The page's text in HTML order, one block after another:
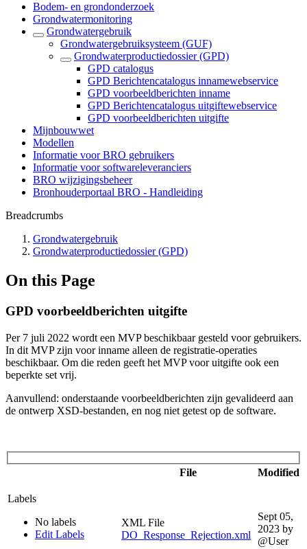
Bodem- en grondonderzoek
Grondwatermonitoring
Grondwatergebruik
Grondwatergebruiksysteem (GUF)
Grondwaterproductiedossier (GPD)
GPD catalogus
GPD Berichtencatalogus innamewebservice
GPD voorbeeldberichten inname
GPD Berichtencatalogus uitgiftewebservice
GPD voorbeeldberichten uitgifte
Mijnbouwwet
Modellen
Informatie voor BRO gebruikers
Informatie voor softwareleveranciers
BRO wijzigingsbeheer
Bronhouderportaal BRO - Handleiding
Breadcrumbs
Grondwatergebruik
Grondwaterproductiedossier (GPD)
On this Page
GPD voorbeeldberichten uitgifte
Per 7 juli 2022 wordt een MVP beschikbaar gesteld voor gebruikers.
In dit MVP zijn voor inname alleen de registratie-operaties
beschikbaar. Om die reden geeft het MVP voor uitgifte ook een
beperkte set vrij.
Aanvullend: onderstaande voorbeeldberichten zijn gevalideerd aan
de ontwerp XSD-bestanden, en nog niet getest op de software.
File Modified
Labels
No labels
Edit Labels
XML File
DO_Response_Rejection.xml
Sept 05,
2023 by
@User